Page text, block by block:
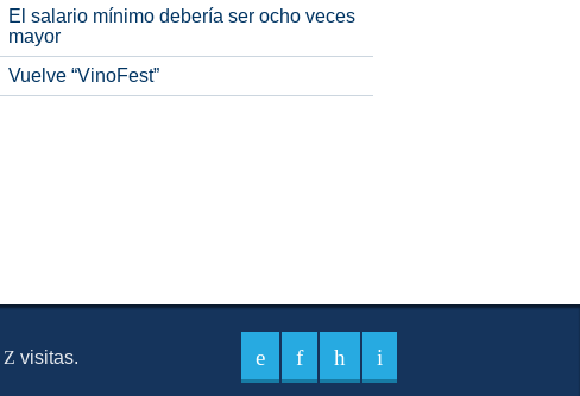
El salario mínimo debería ser ocho veces
mayor
Vuelve “VinoFest”
visitas.